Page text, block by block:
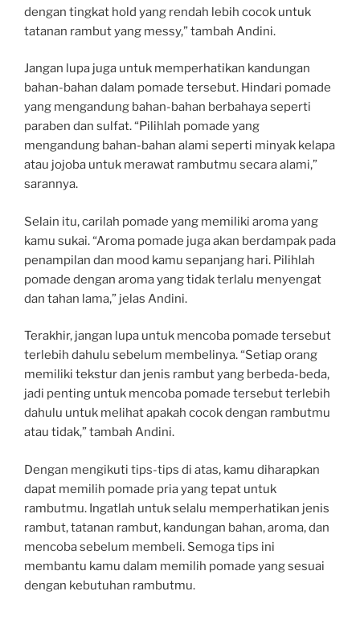
dengan tingkat hold yang rendah lebih cocok untuk
tatanan rambut yang messy,” tambah Andini.
Jangan lupa juga untuk memperhatikan kandungan
bahan-bahan dalam pomade tersebut. Hindari pomade
yang mengandung bahan-bahan berbahaya seperti
paraben dan sulfat. “Pilihlah pomade yang
mengandung bahan-bahan alami seperti minyak kelapa
atau jojoba untuk merawat rambutmu secara alami,”
sarannya.
Selain itu, carilah pomade yang memiliki aroma yang
kamu sukai. “Aroma pomade juga akan berdampak pada
penampilan dan mood kamu sepanjang hari. Pilihlah
pomade dengan aroma yang tidak terlalu menyengat
dan tahan lama,” jelas Andini.
Terakhir, jangan lupa untuk mencoba pomade tersebut
terlebih dahulu sebelum membelinya. “Setiap orang
memiliki tekstur dan jenis rambut yang berbeda-beda,
jadi penting untuk mencoba pomade tersebut terlebih
dahulu untuk melihat apakah cocok dengan rambutmu
atau tidak,” tambah Andini.
Dengan mengikuti tips-tips di atas, kamu diharapkan
dapat memilih pomade pria yang tepat untuk
rambutmu. Ingatlah untuk selalu memperhatikan jenis
rambut, tatanan rambut, kandungan bahan, aroma, dan
mencoba sebelum membeli. Semoga tips ini
membantu kamu dalam memilih pomade yang sesuai
dengan kebutuhan rambutmu.